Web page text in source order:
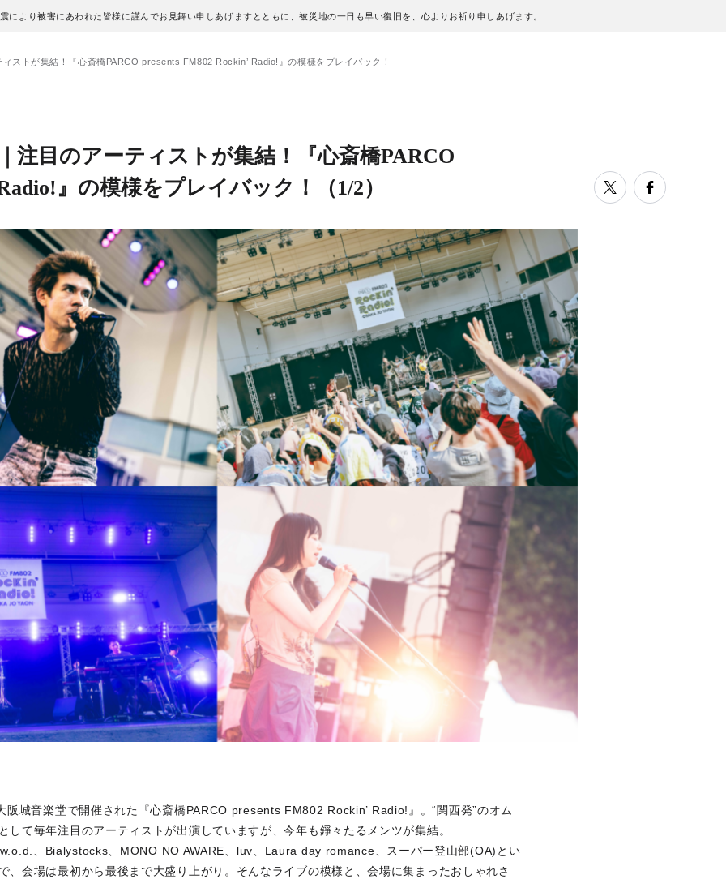
により被害にあわれた皆様に謹んでお見舞い申しあげますとともに、被災地の一日も早い復旧を、心よりお祈り申しあげます。
ストが集結！『心斎橋PARCO presents FM802 Rockin’ Radio!』の模様をプレイバック！
注目のアーティストが集結！『心斎橋PARCO
』の模様をプレイバック！
（1/2）
阪城音楽堂で開催された『心斎橋PARCO presents FM802 Rockin’ Radio!』。“関西発”のオム
して毎年注目のアーティストが出演していますが、今年も錚々たるメンツが集結。
、Bialystocks、MONO NO AWARE、luv、Laura day romance、スーパー登山部(OA)とい
、会場は最初から最後まで大盛り上がり。そんなライブの模様と、会場に集まったおしゃれさ